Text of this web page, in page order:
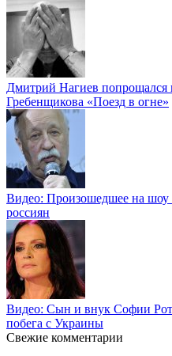
Дмитрий Нагиев попрощался
Гребенщикова «Поезд в огне»
Видео: Произошедшее на шоу
россиян
Видео: Сын и внук Софии
побега с Украины
Свежие комментарии